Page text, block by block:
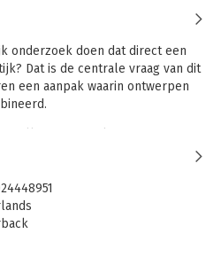
onderzoek doen dat direct een
Dat is de centrale vraag van dit
een aanpak waarin ontwerpen
biedt vaak ook concrete
procedures, digitale media of
leefomgeving. Dit handboek
wetenschappelijk onderzoek
organisatiekunde,